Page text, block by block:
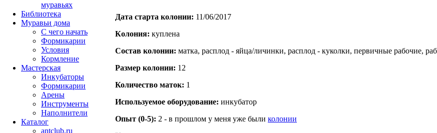
Дата старта кoлонии: 11/06/2017
Кoлония: куплена
Состав кoлонии: матка, расплод - яйца/личинки, расплод - куколки, первичные рабочие,
Размер кoлонии: 12
Количество маток: 1
Используемое оборудование: инкубатор
Опыт (0-5): 2 - в прошлом у меня уже были колонии
муравьях
Библиотека
Муравьи дома
С чего начать
Формикарии
Условия
Кормление
Мастерская
Инкубаторы
Формикарии
Арены
Инструменты
Наполнители
Каталог
antclub.ru